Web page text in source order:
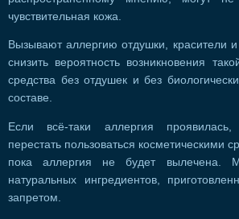
чувствительная кожа.
Вызывают аллергию отдушки, красители
снизить вероятность возникновения
средства без отдушек и без
составе.
Если всё-таки аллергия
перестать пользоваться косметическими
пока аллергия не будет вылечена.
натуральных ингредиентов,
запретом.